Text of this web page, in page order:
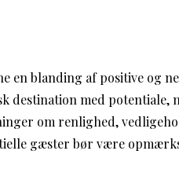
en blanding af positive og
destination med
om renlighed,
gæster bør være